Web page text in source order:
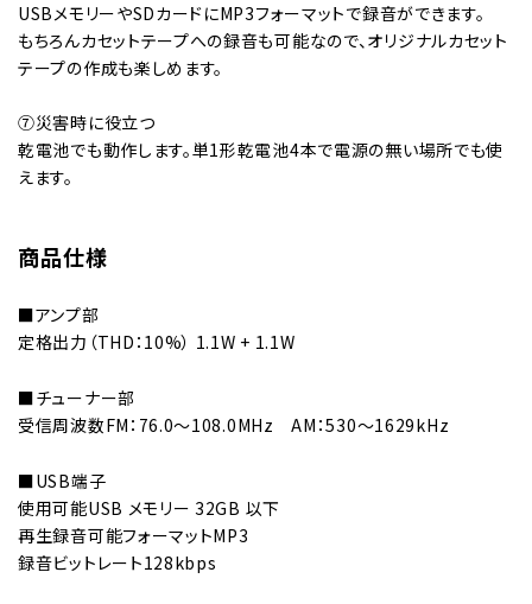
USBメモリーやSDカードにMP3フォーマットで録音ができます。
もちろんカセットテープへの録音も可能なので、オリジナルカセット
テープの作成も楽しめます。
⑦災害時に役立つ
乾電池でも動作します。単1形乾電池4本で電源の無い場所でも使
えます。
商品仕様
■アンプ部
定格出力（THD：10%） 1.1W + 1.1W
■チューナー部
受信周波数FM：76.0～108.0MHz AM：530～1629kHz
■USB端子
使用可能USB メモリー 32GB 以下
再生録音可能フォーマットMP3
録音ビットレート128kbps